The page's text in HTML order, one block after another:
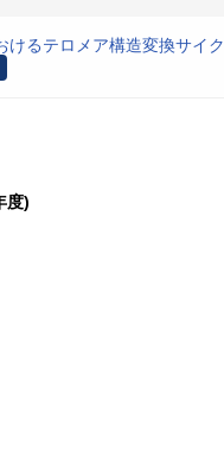
けるテロメア構造変換サイ
度)